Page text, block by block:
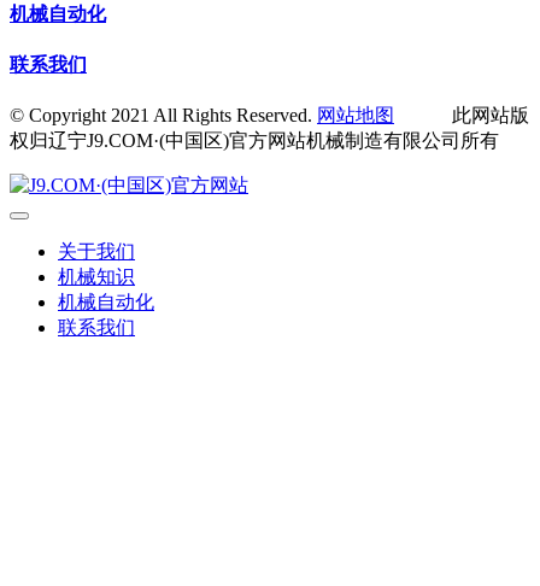
机械自动化
联系我们
© Copyright 2021 All Rights Reserved. 网站地图
此网站版
权归辽宁J9.COM·(中国区)官方网站机械制造有限公司所有
关于我们
机械知识
机械自动化
联系我们